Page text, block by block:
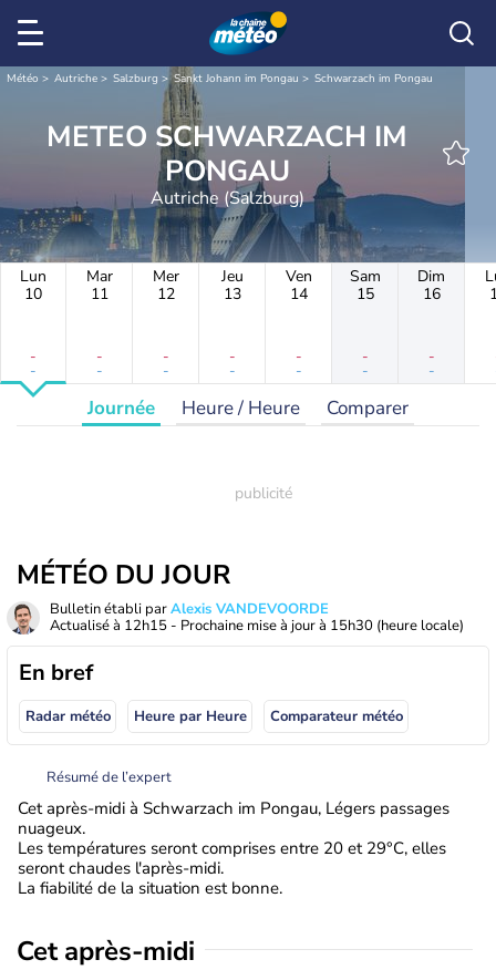
Météo Autriche Salzburg Sankt Johann im Pongau Schwarzach im Pongau
METEO SCHWARZACH IM
PONGAU
Autriche (Salzburg)
Lun
10
-
-
Mar
11
-
-
Mer
12
-
-
Jeu
13
-
-
Ven
14
-
-
Sam
15
-
-
Dim
16
-
-
Journée Heure / Heure Comparer
MÉTÉO DU JOUR
Bulletin établi parAlexis VANDEVOORDE
Actualisé à 12h15 - Prochaine mise à jour à 15h30 (heure locale)
En bref
Radar météo Heure par Heure Comparateur météo
Résumé de l’expert
Cet après-midi à Schwarzach im Pongau, Légers passages
nuageux.
Les températures seront comprises entre 20 et 29°C, elles
seront chaudes l'après-midi.
La fiabilité de la situation est bonne.
Cet après-midi